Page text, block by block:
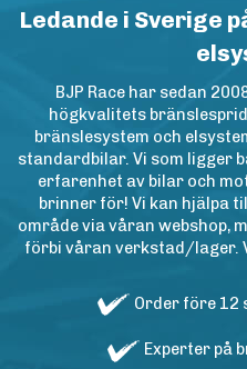
Ledande i Sverige
BJP Race har sedan
högkvalitets
bränslesystem och
standardbilar. Vi som ligger
erfarenhet av bilar och
brinner för! Vi kan hjälpa
område via våran webshop,
förbi våran verkstad/lager.
Order före 12
Experter på